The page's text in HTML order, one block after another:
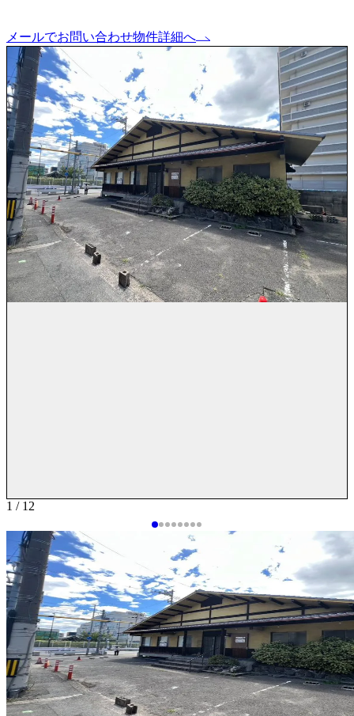
メールでお問い合わせ物件詳細へ
1 / 12